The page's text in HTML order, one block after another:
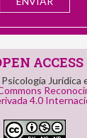
ACCESS
Jurídica
4.0